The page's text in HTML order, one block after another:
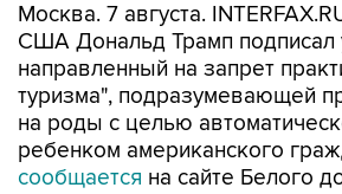
Москва. 7 августа.
США Дональд Трамп подписал
направленный на запрет
туризма", подразумевающей
на роды с целью
ребенком американского
сообщается на сайте Белого